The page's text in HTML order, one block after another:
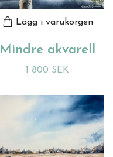
Lägg i varukorgen
Mindre akvarell
1 800 SEK